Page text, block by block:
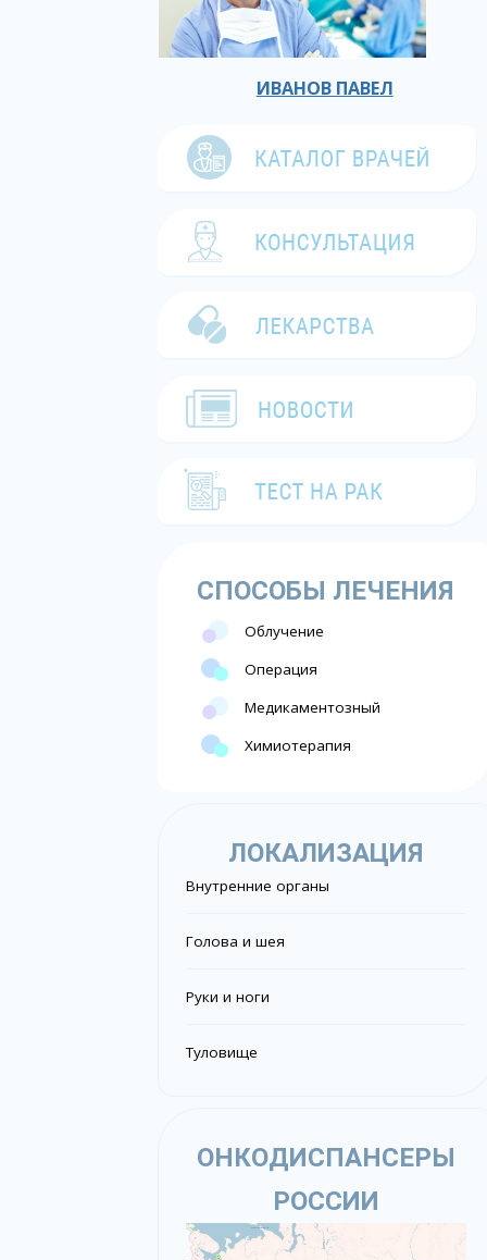
ИВАНОВ ПАВЕЛ
СПОСОБЫ ЛЕЧЕНИЯ
Облучение
Операция
Медикаментозный
Химиотерапия
ЛОКАЛИЗАЦИЯ
Внутренние органы
Голова и шея
Руки и ноги
Туловище
ОНКОДИСПАНСЕРЫ
РОССИИ